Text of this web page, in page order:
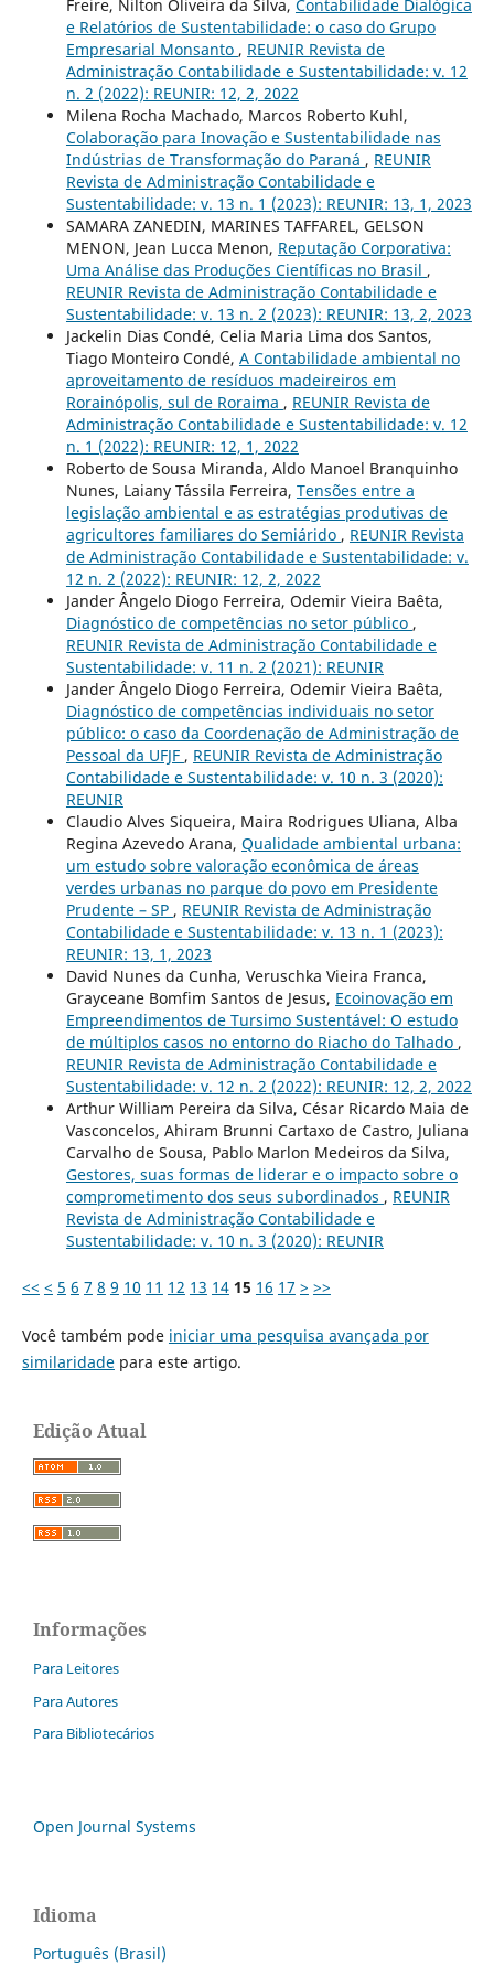
Freire, Nilton Oliveira da Silva, Contabilidade Dialógica
e Relatórios de Sustentabilidade: o caso do Grupo
Empresarial Monsanto , REUNIR Revista de
Administração Contabilidade e Sustentabilidade: v. 12
n. 2 (2022): REUNIR: 12, 2, 2022
Milena Rocha Machado, Marcos Roberto Kuhl,
Colaboração para Inovação e Sustentabilidade nas
Indústrias de Transformação do Paraná , REUNIR
Revista de Administração Contabilidade e
Sustentabilidade: v. 13 n. 1 (2023): REUNIR: 13, 1, 2023
SAMARA ZANEDIN, MARINES TAFFAREL, GELSON
MENON, Jean Lucca Menon, Reputação Corporativa:
Uma Análise das Produções Científicas no Brasil ,
REUNIR Revista de Administração Contabilidade e
Sustentabilidade: v. 13 n. 2 (2023): REUNIR: 13, 2, 2023
Jackelin Dias Condé, Celia Maria Lima dos Santos,
Tiago Monteiro Condé, A Contabilidade ambiental no
aproveitamento de resíduos madeireiros em
Rorainópolis, sul de Roraima , REUNIR Revista de
Administração Contabilidade e Sustentabilidade: v. 12
n. 1 (2022): REUNIR: 12, 1, 2022
Roberto de Sousa Miranda, Aldo Manoel Branquinho
Nunes, Laiany Tássila Ferreira, Tensões entre a
legislação ambiental e as estratégias produtivas de
agricultores familiares do Semiárido , REUNIR Revista
de Administração Contabilidade e Sustentabilidade: v.
12 n. 2 (2022): REUNIR: 12, 2, 2022
Jander Ângelo Diogo Ferreira, Odemir Vieira Baêta,
Diagnóstico de competências no setor público ,
REUNIR Revista de Administração Contabilidade e
Sustentabilidade: v. 11 n. 2 (2021): REUNIR
Jander Ângelo Diogo Ferreira, Odemir Vieira Baêta,
Diagnóstico de competências individuais no setor
público: o caso da Coordenação de Administração de
Pessoal da UFJF , REUNIR Revista de Administração
Contabilidade e Sustentabilidade: v. 10 n. 3 (2020):
REUNIR
Claudio Alves Siqueira, Maira Rodrigues Uliana, Alba
Regina Azevedo Arana, Qualidade ambiental urbana:
um estudo sobre valoração econômica de áreas
verdes urbanas no parque do povo em Presidente
Prudente – SP , REUNIR Revista de Administração
Contabilidade e Sustentabilidade: v. 13 n. 1 (2023):
REUNIR: 13, 1, 2023
David Nunes da Cunha, Veruschka Vieira Franca,
Grayceane Bomfim Santos de Jesus, Ecoinovação em
Empreendimentos de Tursimo Sustentável: O estudo
de múltiplos casos no entorno do Riacho do Talhado ,
REUNIR Revista de Administração Contabilidade e
Sustentabilidade: v. 12 n. 2 (2022): REUNIR: 12, 2, 2022
Arthur William Pereira da Silva, César Ricardo Maia de
Vasconcelos, Ahiram Brunni Cartaxo de Castro, Juliana
Carvalho de Sousa, Pablo Marlon Medeiros da Silva,
Gestores, suas formas de liderar e o impacto sobre o
comprometimento dos seus subordinados , REUNIR
Revista de Administração Contabilidade e
Sustentabilidade: v. 10 n. 3 (2020): REUNIR
<< < 5 6 7 8 9 10 11 12 13 14 15 16 17 > >>
Você também pode iniciar uma pesquisa avançada por
similaridadepara este artigo.
Edição Atual
Informações
Para Leitores
Para Autores
Para Bibliotecários
Open Journal Systems
Idioma
Português (Brasil)